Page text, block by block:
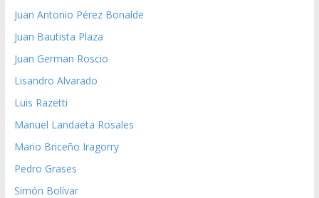
Juan Antonio Pérez Bonalde
Juan Bautista Plaza
Juan German Roscio
Lisandro Alvarado
Luis Razetti
Manuel Landaeta Rosales
Mario Briceño Iragorry
Pedro Grases
Simón Bolívar